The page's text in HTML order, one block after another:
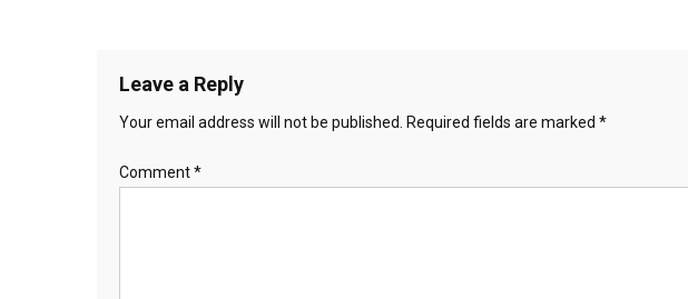
Leave a Reply
Your email address will not be published. Required fields are marked *
Comment*